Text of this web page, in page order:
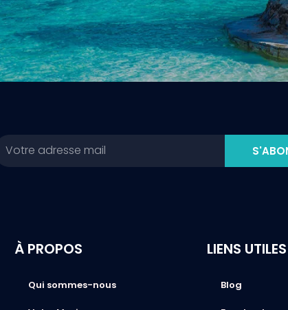
Email
À PROPOS
Qui sommes-nous
LIENS UTILES
Blog